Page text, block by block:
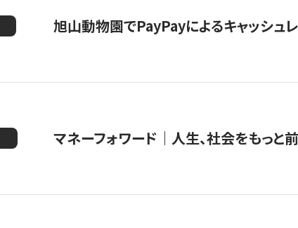
旭山動物園でPayPayによるキャッシュ
マネーフォワード｜人生、社会をもっと